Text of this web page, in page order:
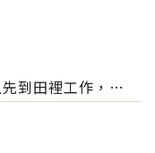
🤠離果園近就是有這個好處，早上先到田裡工作，到點再到雲林林內進修多元微生物應用課程。只是勞動了一下，坐進教室後，眼皮不聽使喚，差點和周公開起會來😅......